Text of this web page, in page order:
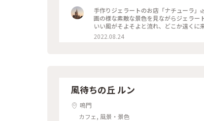
手作りジェラートのお店「ナチューラ
画の様な素敵な景色を見ながらジェラー
いい風がそよそよと流れ、どこか遠く
溶け出し、友達と笑いながら急いで食べ
に、素敵な時間を過ごせるお店です🌿
2022.08.24
風待ちの丘 ルン
鳴門
カフェ, 風景・景色